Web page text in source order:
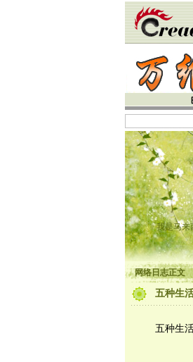
我是马来
网络日志正文
五种生
五种生